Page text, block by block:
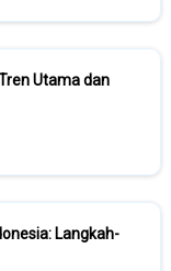
Utama dan
Langkah-